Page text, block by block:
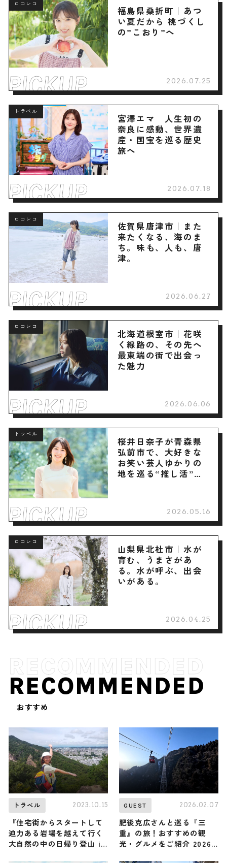
ロコレコ
福島県桑折町｜あつ
い夏だから 桃づくし
の”こおり”へ
2026.07.25
トラベル
宮澤エマ 人生初の
奈良に感動、世界遺
産・国宝を巡る歴史
旅へ
2026.07.18
ロコレコ
佐賀県唐津市｜また
来たくなる、海のま
ち。味も、人も、唐
津。
2026.06.27
ロコレコ
北海道根室市｜花咲
く線路の、その先へ
最東端の街で出会っ
た魅力
2026.06.06
トラベル
桜井日奈子が青森県
弘前市で、大好きな
お笑い芸人ゆかりの
地を巡る“推し活”旅
2026.05.16
ロコレコ
山梨県北杜市｜水が
育む、うまさがあ
る。水が呼ぶ、出会
いがある。
2026.04.25
RECOMMENDED
おすすめ
トラベル 2023.10.15
『住宅街からスタートして
迫力ある岩場を越えて行く
大自然の中の日帰り登山 in
GUEST 2026.02.07
肥後克広さんと巡る『三
重』の旅！おすすめの観
光・グルメをご紹介 2026